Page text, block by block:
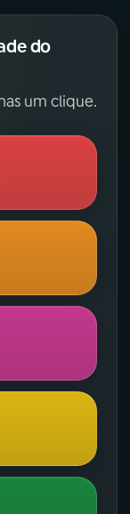
do
um clique.